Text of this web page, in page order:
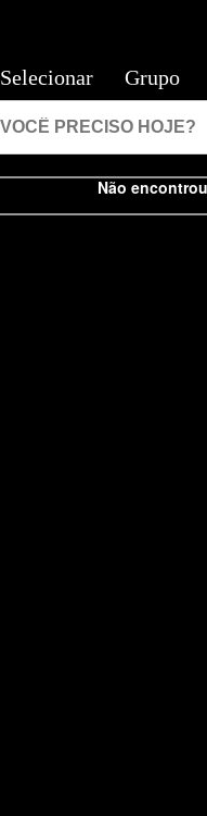
Não
Selecionar Grupo